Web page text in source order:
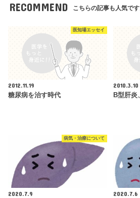
RECOMMEND こちらの記事も人気です
医知場エッセイ
2012.11.19
糖尿病を治す時代
2010.3.10
B型肝炎
病気・治療について
2020.7.9
2020.7.6